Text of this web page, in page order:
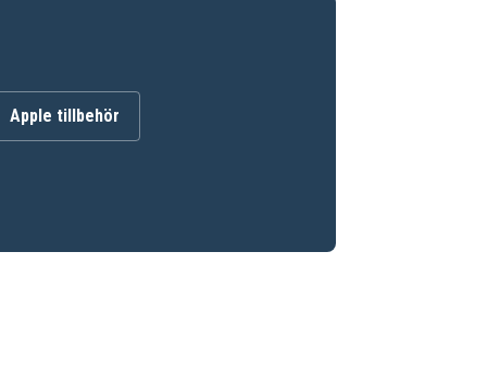
Apple tillbehör